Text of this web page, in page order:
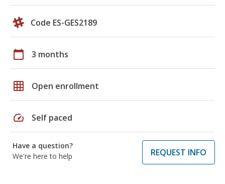
Code ES-GES2189
calendar_today 3 months
grid_on Open enrollment
speed Self paced
Have a question?
We're here to help
REQUEST INFO